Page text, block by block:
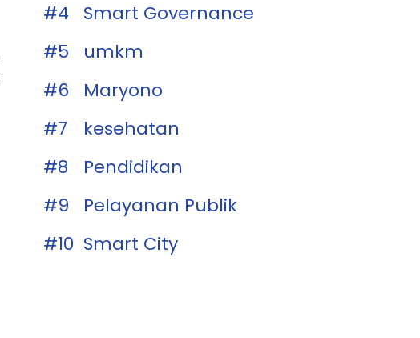
#4
Smart Governance
#5
umkm
#6
Maryono
#7
kesehatan
#8
Pendidikan
#9
Pelayanan Publik
#10 Smart City